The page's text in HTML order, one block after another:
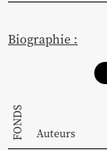
Biographie :
FONDS Auteurs